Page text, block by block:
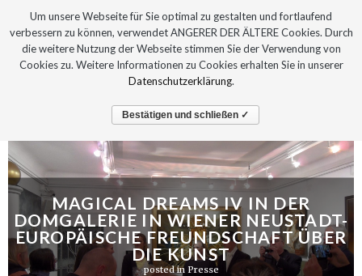
MAGICAL DREAMS IV IN DER
DOMGALERIE IN WIENER NEUSTADT-
EUROPÄISCHE FREUNDSCHAFT ÜBER
DIE KUNST
posted in Presse
Um unsere Webseite für Sie optimal zu gestalten und fortlaufend
verbessern zu können, verwendet ANGERER DER ÄLTERE Cookies. Durch
die weitere Nutzung der Webseite stimmen Sie der Verwendung von
Cookies zu. Weitere Informationen zu Cookies erhalten Sie in unserer
Datenschutzerklärung.
Bestätigen und schließen ✓